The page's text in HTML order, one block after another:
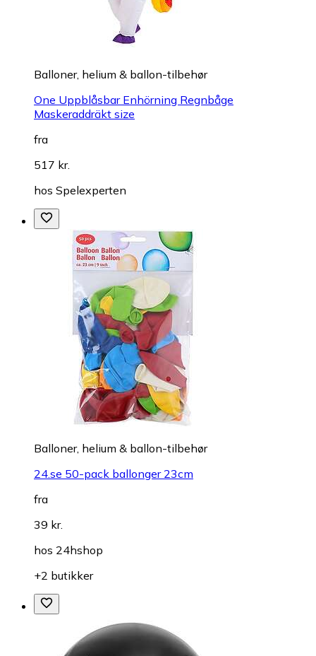
Balloner, helium & ballon-tilbehør
One Uppblåsbar Enhörning Regnbåge
Maskeraddräkt size
fra
517 kr.
hos Spelexperten
Balloner, helium & ballon-tilbehør
24.se 50-pack ballonger 23cm
fra
39 kr.
hos 24hshop
+2 butikker